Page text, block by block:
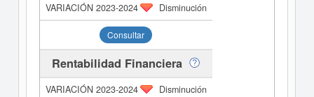
Disminución
Consultar
Rentabilidad Financiera
Disminución